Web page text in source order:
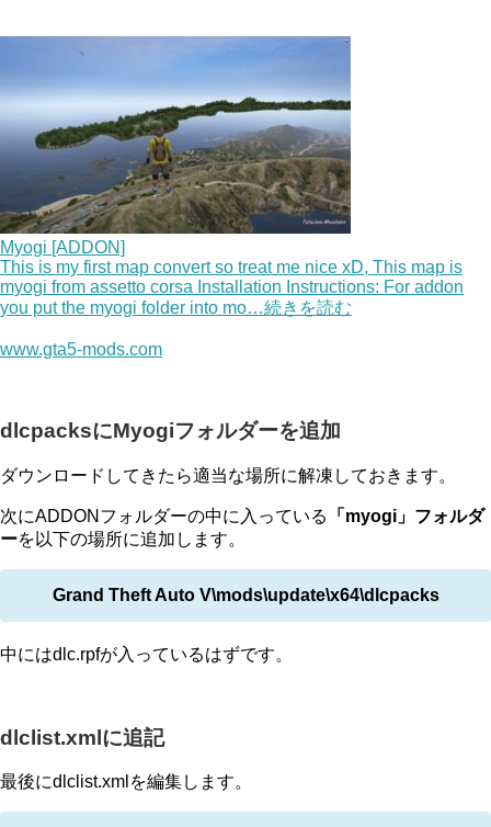
Myogi [ADDON]
This is my first map convert so treat me nice xD, This map is
myogi from assetto corsa Installation Instructions: For addon
you put the myogi folder into mo…続きを読む
www.gta5-mods.com
dlcpacksにMyogiフォルダーを追加
ダウンロードしてきたら適当な場所に解凍しておきます。
次にADDONフォルダーの中に入っている
「myogi」フォルダ
ーを以下の場所に追加します。
Grand Theft Auto V\mods\update\x64\dlcpacks
中にはdlc.rpfが入っているはずです。
dlclist.xmlに追記
最後にdlclist.xmlを編集します。